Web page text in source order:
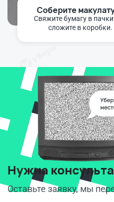
Соберите
Свяжите бумагу в
сложите в коробки.
Нужна
Оставьте заявку, мы